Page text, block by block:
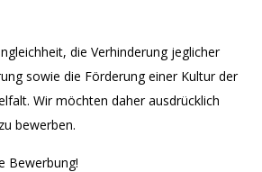
die Verhinderung jeglicher
sowie die Förderung einer Kultur der
Wir möchten daher ausdrücklich
bewerben.
Bewerbung!